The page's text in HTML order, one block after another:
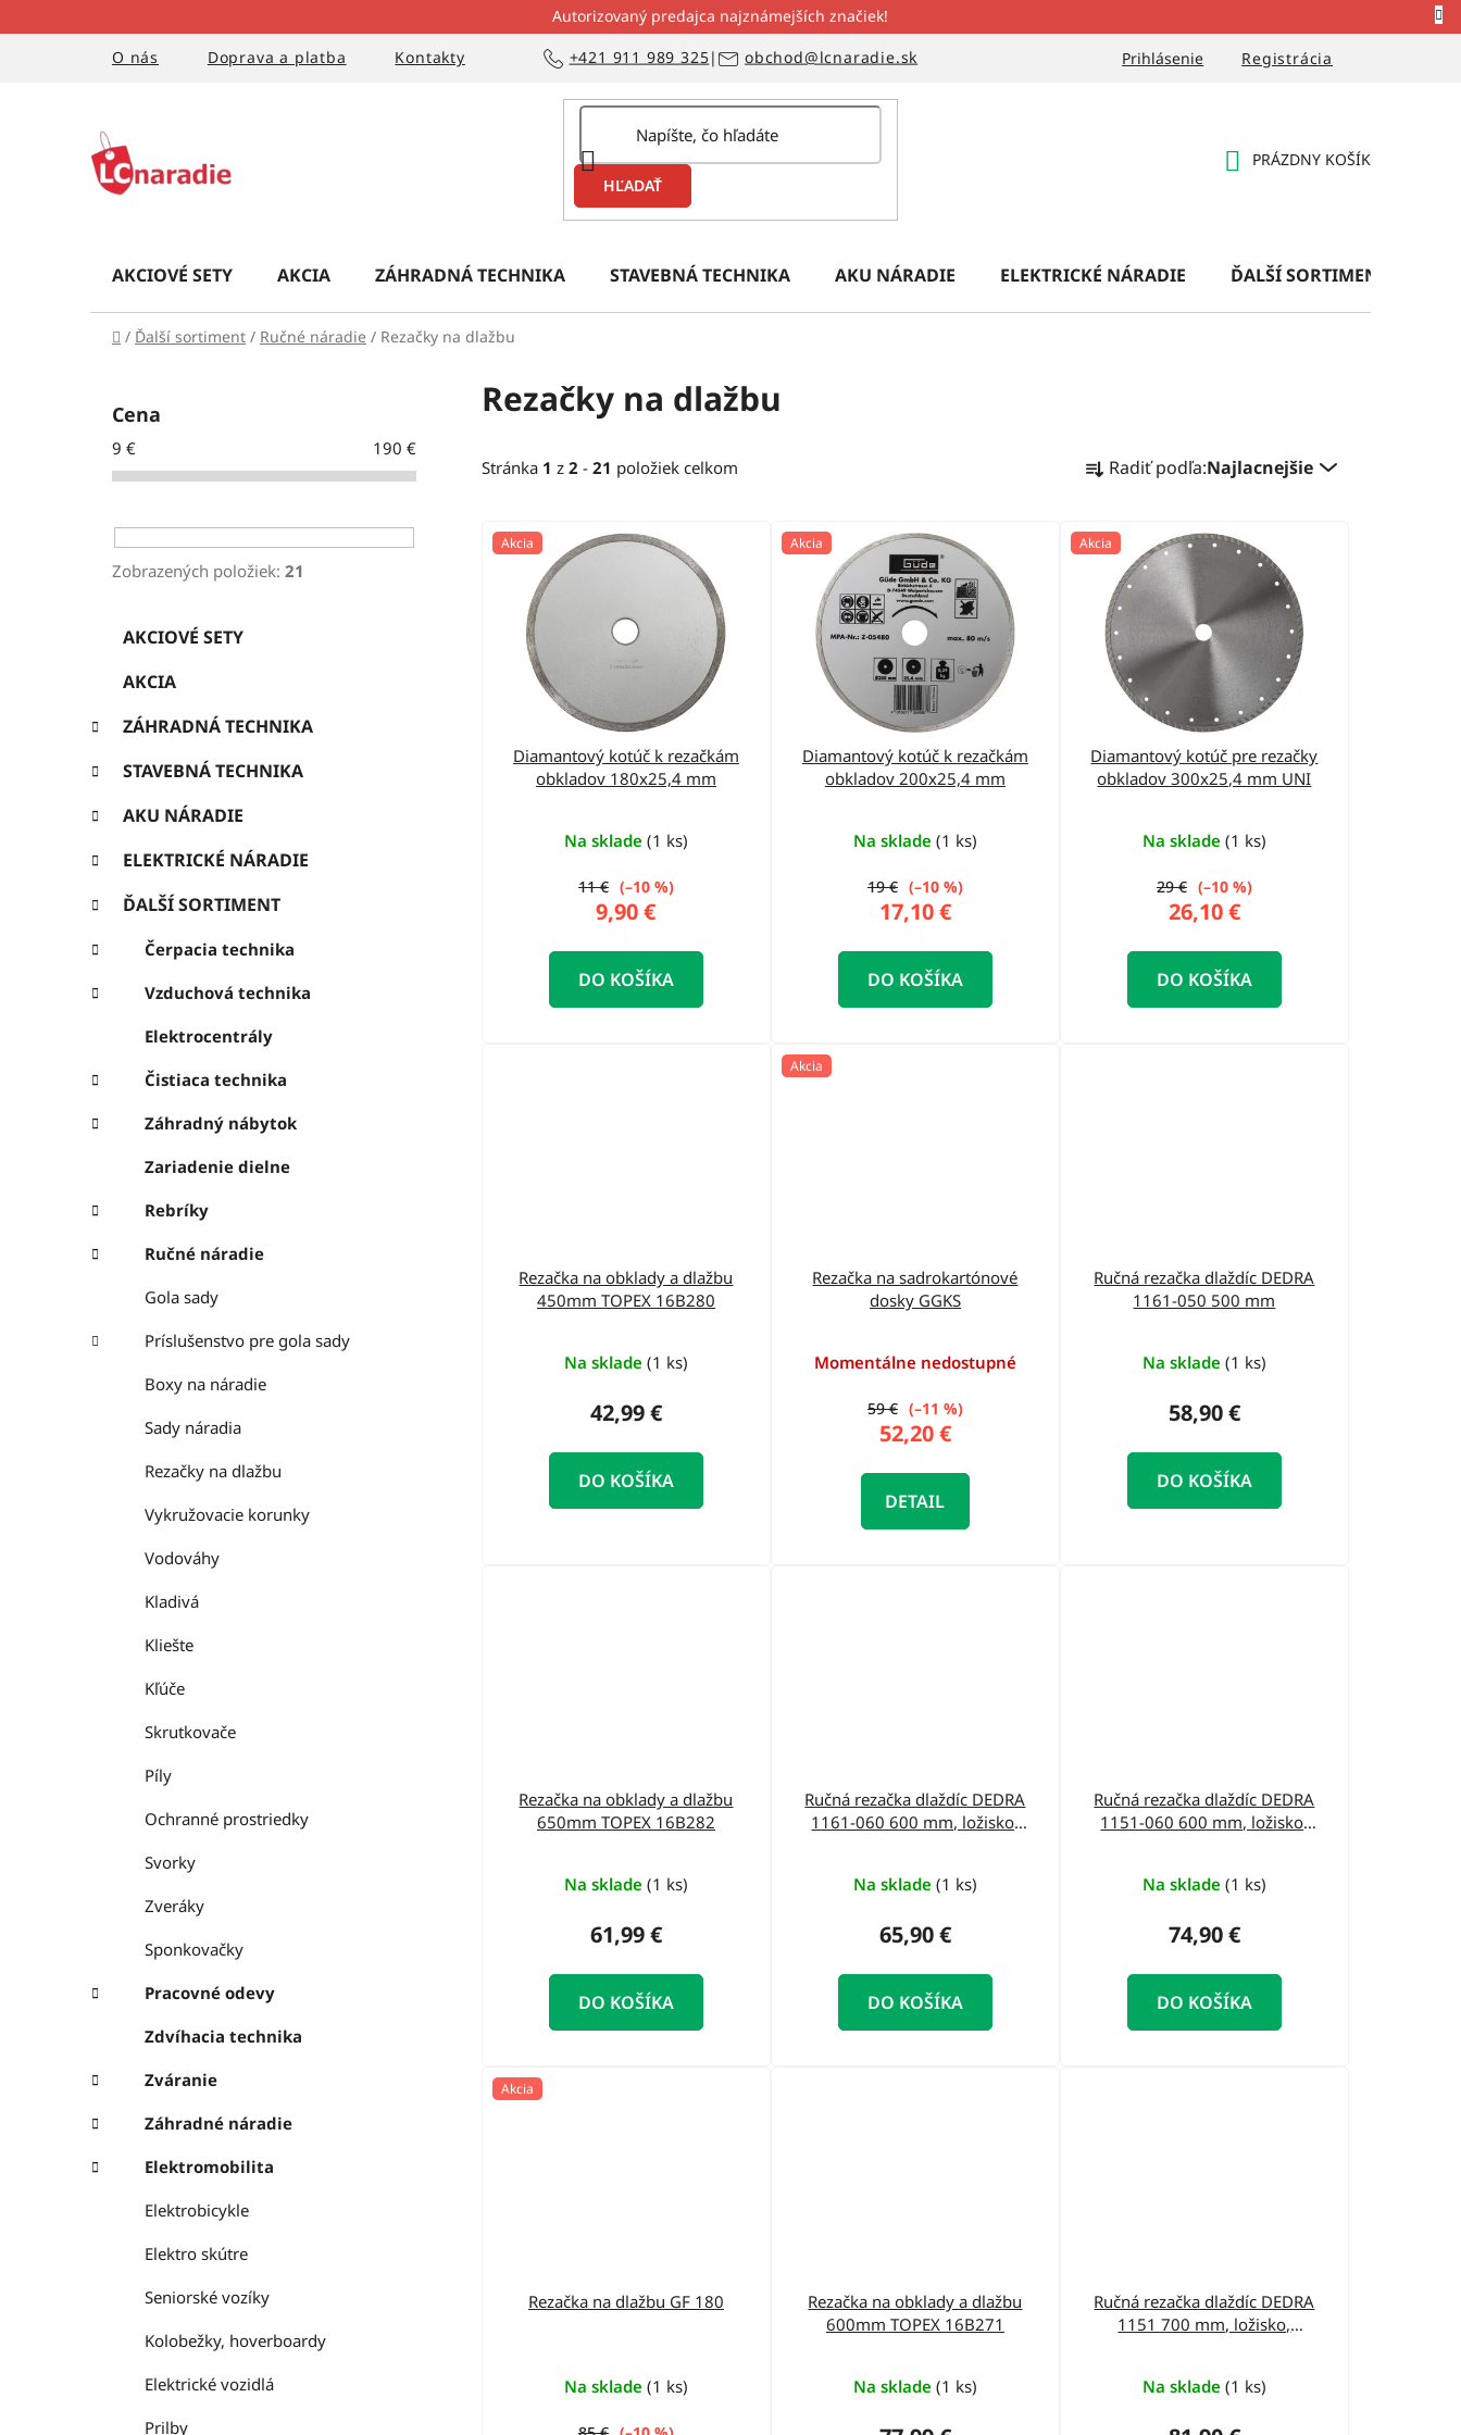
na
Autorizovaný predajca najznámejších značiek!
O nás
Doprava a platba Kontakty Prihlásenie Registrácia
+421 911 989 325| obchod@lcnaradie.sk
HĽADAŤ
PRÁZDNY KOŠÍK
AKCIOVÉ SETY AKCIA ZÁHRADNÁ TECHNIKA STAVEBNÁ TECHNIKA AKU NÁRADIE ELEKTRICKÉ NÁRADIE ĎALŠÍ SORTIMENT
Domov
/ Ďalší sortiment / Ručné náradie / Rezačky na dlažbu
Cena
9 € 190 €
Zobrazených položiek: 21
kategórie
g
r
e
AKCIOVÉ SETY
AKCIA
ZÁHRADNÁ TECHNIKA
STAVEBNÁ TECHNIKA
AKU NÁRADIE
ELEKTRICKÉ NÁRADIE
ĎALŠÍ SORTIMENT
Čerpacia technika
Vzduchová technika
Elektrocentrály
Čistiaca technika
Záhradný nábytok
Zariadenie dielne
Rebríky
Ručné náradie
Gola sady
Príslušenstvo pre gola sady
Boxy na náradie
Sady náradia
Rezačky na dlažbu
Vykružovacie korunky
Vodováhy
Kladivá
Kliešte
Kľúče
Skrutkovače
Píly
Ochranné prostriedky
Svorky
Zveráky
Sponkovačky
Pracovné odevy
Zdvíhacia technika
Zváranie
Záhradné náradie
Elektromobilita
Elektrobicykle
Elektro skútre
Seniorské vozíky
Kolobežky, hoverboardy
Elektrické vozidlá
Prilby
Rezačky na dlažbu
Stránka 1 z 2 - 21 položiek celkom R
a
e
o
d
Radiť podľa:Najlacnejšie
V
ý
Akcia
Diamantový kotúč k rezačkám
obkladov 180x25,4 mm
Na sklade (1 ks)
9,90 €
11 € (–10 %)
DO KOŠÍKA
Akcia
Diamantový kotúč k rezačkám
obkladov 200x25,4 mm
Na sklade (1 ks)
17,10 €
19 € (–10 %)
DO KOŠÍKA
Akcia
Diamantový kotúč pre rezačky
obkladov 300x25,4 mm UNI
Na sklade (1 ks)
26,10 €
29 € (–10 %)
DO KOŠÍKA
Rezačka na obklady a dlažbu
450mm TOPEX 16B280
Na sklade (1 ks)
42,99 €
DO KOŠÍKA
Akcia
Rezačka na sadrokartónové
dosky GGKS
Momentálne nedostupné
52,20 €
59 € (–11 %)
DETAIL
Ručná rezačka dlaždíc DEDRA
1161-050 500 mm
Na sklade (1 ks)
58,90 €
DO KOŠÍKA
Rezačka na obklady a dlažbu
650mm TOPEX 16B282
Na sklade (1 ks)
61,99 €
DO KOŠÍKA
Ručná rezačka dlaždíc DEDRA
1161-060 600 mm, ložisko,
Na sklade (1 ks)
65,90 €
DO KOŠÍKA
Ručná rezačka dlaždíc DEDRA
1151-060 600 mm, ložisko,
Na sklade (1 ks)
74,90 €
DO KOŠÍKA
Akcia
Rezačka na dlažbu GF 180
Na sklade (1 ks)
Rezačka na obklady a dlažbu
600mm TOPEX 16B271
Na sklade (1 ks)
Ručná rezačka dlaždíc DEDRA
1151 700 mm, ložisko,
Na sklade (1 ks)